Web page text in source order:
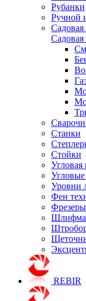
Рубанки
Ручной
Садовая
Садовая
Станки
Стойки
Уровни
Фен
Фрезеры
REBIR